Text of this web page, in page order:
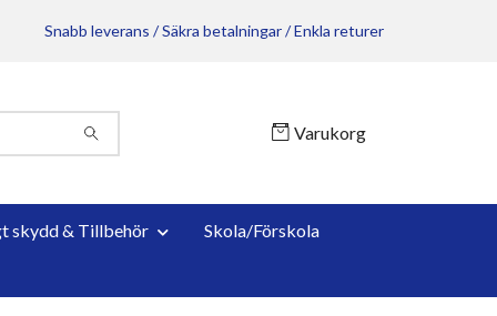
Snabb leverans / Säkra betalningar / Enkla returer
Varukorg
skydd & Tillbehör
Skola/Förskola